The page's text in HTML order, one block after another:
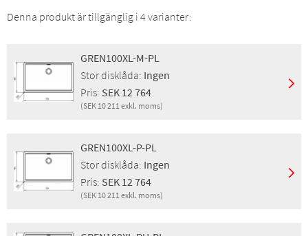
Denna produkt är tillgänglig i 4 varianter:
GREN100XL-M-PL
Stor disklåda: Ingen
Pris: SEK 12 764
(SEK 10 211 exkl. moms)
Bräddavlopp, Korgventil
Finish:
Ingen
Pris inkl. moms:
SEK 12 764
Pris exkl. moms:
RSK:
8028649
GREN100XL-P-PL
Stor disklåda: Ingen
Pris: SEK 12 764
(SEK 10 211 exkl. moms)
Egenskaper:
Bräddavlopp, Korgventil